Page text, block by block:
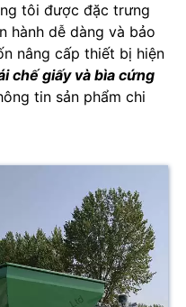
tôi được đặc trưng
hành dễ dàng và bảo
nâng cấp thiết bị hiện
chế giấy và bìa cứng
tin sản phẩm chi